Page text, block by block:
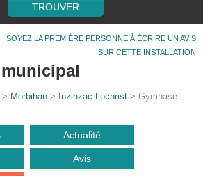
SOYEZ LA PREMIÈRE PERSONNE À ÉCRIRE UN AVIS
SUR CETTE INSTALLATION
> Morbihan > Inzinzac-Lochrist > Gymnase
Actualité
Avis